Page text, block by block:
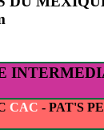
CAC - PAT'S